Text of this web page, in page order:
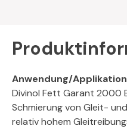
Anwendung/Applikation
Divinol Fett Garant 2000
Schmierung von Gleit-
relativ hohem